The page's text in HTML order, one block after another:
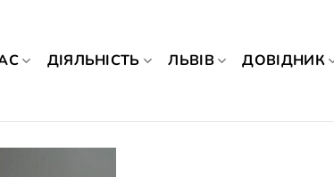
ДІЯЛЬНІСТЬ ЛЬВІВ ДОВІДНИК